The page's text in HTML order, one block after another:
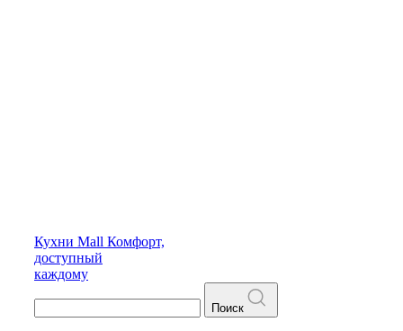
Кухни Mall Комфорт,
доступный
каждому
Поиск